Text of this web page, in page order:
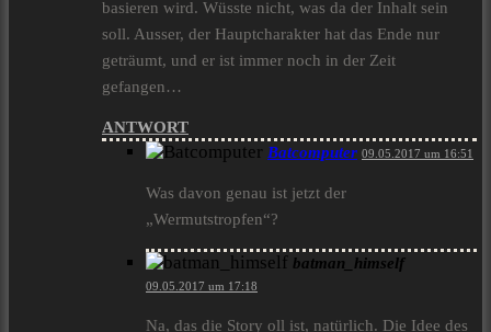
basieren wird. Wüsste nicht, was da der Inhalt sein
soll. Ausser, der Hauptcharakter hat das Ende nur
geträumt, und er ist immer noch in der Zeit
gefangen…
ANTWORT
Batcomputer 09.05.2017 um 16:51
Was davon genau ist jetzt der
„Wermutstropfen“?
batman_himself
09.05.2017 um 17:18
Na, das die Story oll ist, natürlich. Die Idee des